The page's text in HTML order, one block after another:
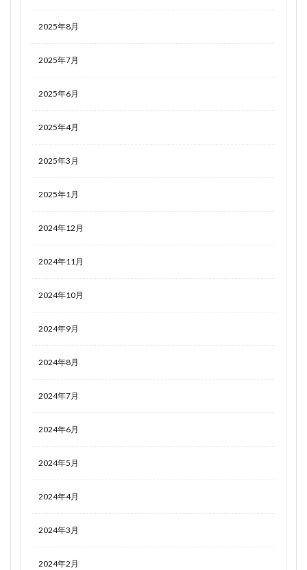
2025年8月
2025年7月
2025年6月
2025年4月
2025年3月
2025年1月
2024年12月
2024年11月
2024年10月
2024年9月
2024年8月
2024年7月
2024年6月
2024年5月
2024年4月
2024年3月
2024年2月